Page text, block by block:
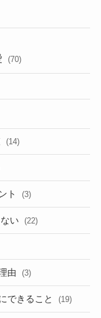
(70)
(14)
ト (3)
い (22)
由 (3)
できること (19)